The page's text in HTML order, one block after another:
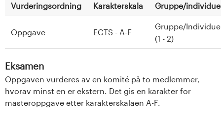
Vurderingsordning Karakterskala Gruppe/
Oppgave ECTS - A-F
Gruppe/
(1 - 2)
Eksamen
Oppgaven vurderes av en komité på to medlemmer,
hvorav minst en er ekstern. Det gis en karakter for
masteroppgave etter karakterskalaen A-F.